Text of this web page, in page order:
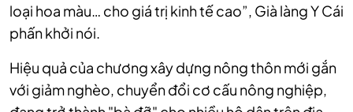
loại hoa màu… cho giá trị kinh tế cao”, Già làng Y Cái
phấn khởi nói.
Hiệu quả của chương xây dựng nông thôn mới gắn
với giảm nghèo, chuyển đổi cơ cấu nông nghiệp,